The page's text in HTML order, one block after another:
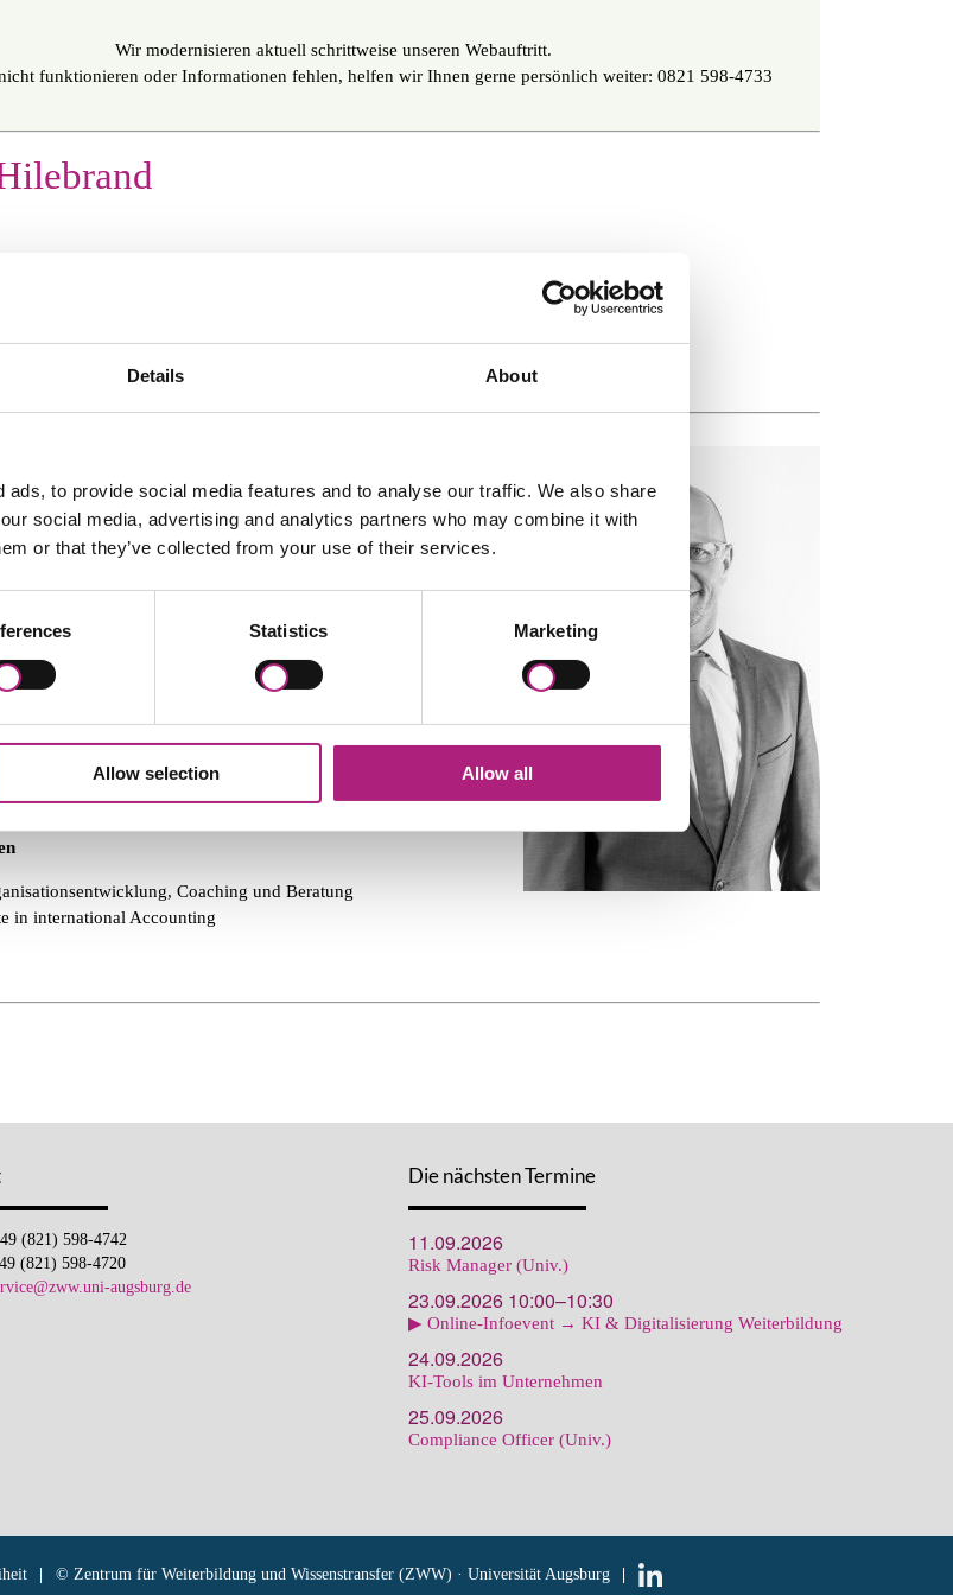
Details About
to provide social media features and to analyse our traffic. We also share
social media, advertising and analytics partners who may combine it with
or that they’ve collected from your use of their services.
Statistics Marketing
Allow selection Allow all
Wir modernisieren aktuell schrittweise unseren Webauftritt.
funktionieren oder Informationen fehlen, helfen wir Ihnen gerne persönlich weiter: 0821 598-4733
Schwerpunkte
der Steuerberatergesellschaft Jackel und Collegen
Administration, Universität Augsburg Systemische
Coaching und Beratung
(FH), FH VR, Herrsching
Coaching und Beratung
in international Accounting
(821) 598-4742
(821) 598-4720
augsburg.de
Die nächsten Termine
11.09.2026
Risk Manager (Univ.)
23.09.2026 10:00–10:30
▶ Online-Infoevent → KI & Digitalisierung Weiterbildung
24.09.2026
KI-Tools im Unternehmen
25.09.2026
Compliance Officer (Univ.)
© Zentrum für Weiterbildung und Wissenstransfer (ZWW) · Universität Augsburg